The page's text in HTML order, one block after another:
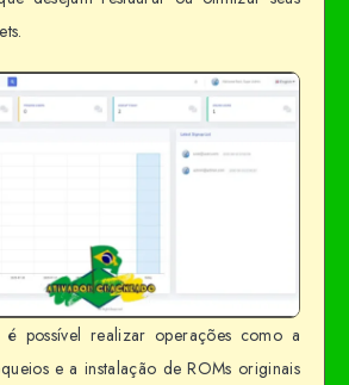
é possível realizar operações como a
e a instalação de ROMs originais